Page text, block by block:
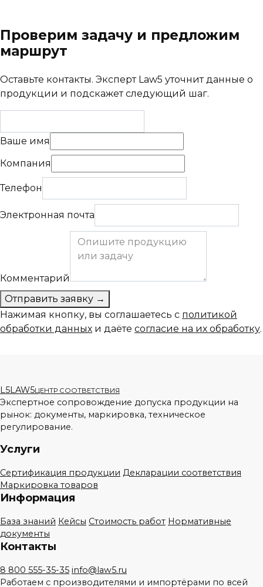
Проверим задачу и предложим
маршрут
Оставьте контакты. Эксперт Law5 уточнит данные о
продукции и подскажет следующий шаг.
Ваше имя
Компания
Телефон
Электронная почта
Комментарий
Отправить заявку →
Нажимая кнопку, вы соглашаетесь с политикой
обработки данных и даёте согласие на их обработку.
L5LAW5ЦЕНТР СООТВЕТСТВИЯ
Экспертное сопровождение допуска продукции на
рынок: документы, маркировка, техническое
регулирование.
Услуги
Сертификация продукции Декларации соответствия
Маркировка товаров
Информация
База знаний Кейсы Стоимость работ Нормативные
документы
Контакты
8 800 555-35-35 info@law5.ru
Работаем с производителями и импортёрами по всей